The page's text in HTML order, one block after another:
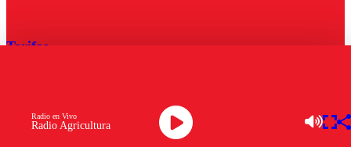
Radio Agricultura
Radio en Vivo
Tarifas